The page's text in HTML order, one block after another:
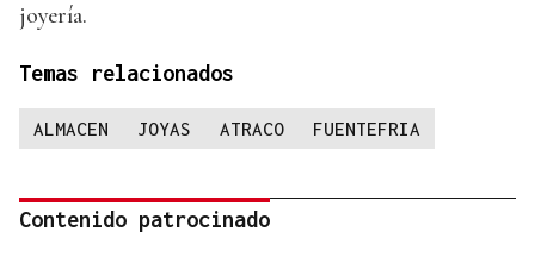
joyería.
Temas relacionados
ALMACEN JOYAS ATRACO FUENTEFRIA
Contenido patrocinado